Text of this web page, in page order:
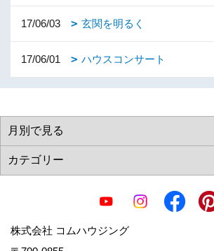
17/06/03 玄関を明るく
17/06/01 ハウスコンサート
株式会社 コムハウジング